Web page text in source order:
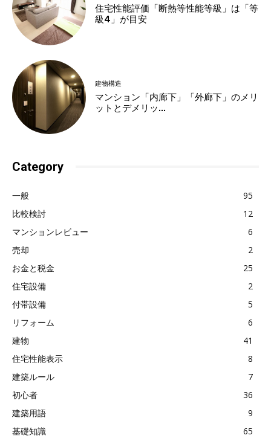
住宅性能評価「断熱等性能等級」は「等
級4」が目安
建物構造
マンション「内廊下」「外廊下」のメリ
ットとデメリッ...
Category
一般
95
比較検討
12
マンションレビュー
6
売却
2
お金と税金
25
住宅設備
2
付帯設備
5
リフォーム
6
建物
41
住宅性能表示
8
建築ルール
7
初心者
36
建築用語
9
基礎知識
65